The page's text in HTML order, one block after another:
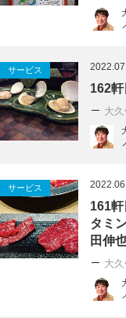
サービス
162
大
サービス
161
タミ
田伸
大